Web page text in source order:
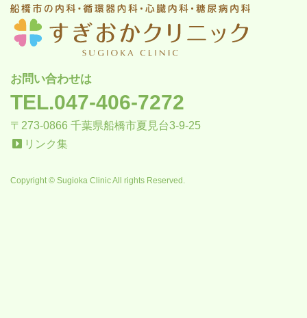
お問い合わせは
TEL.047-406-7272
〒273-0866 千葉県船橋市夏見台3-9-25
リンク集
Copyright © Sugioka Clinic All rights Reserved.